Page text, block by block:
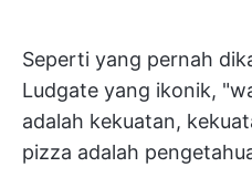
Seperti yang pernah
Ludgate yang ikonik,
adalah kekuatan,
pizza adalah